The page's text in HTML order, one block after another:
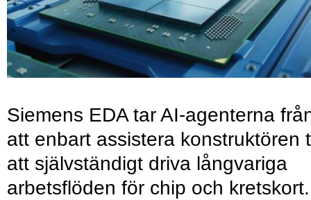
Siemens EDA tar AI-agenterna
att enbart assistera konstruktören
att självständigt driva långvariga
arbetsflöden för chip och kretskort.